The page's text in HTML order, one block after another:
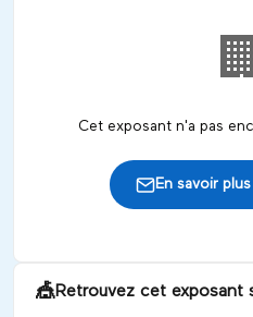
Cet exposant n'a pas
En savoir
🎪Retrouvez cet exposant